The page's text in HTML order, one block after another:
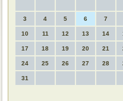
3 4 5 6 7
10 11 12 13 14
17 18 19 20 21
24 25 26 27 28
31